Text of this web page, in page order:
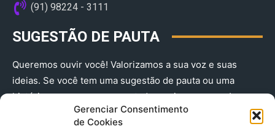
Gerenciar Consentimento
de Cookies
(91) 98224 - 3111
SUGESTÃO DE PAUTA
Queremos ouvir você! Valorizamos a sua voz e suas
ideias. Se você tem uma sugestão de pauta ou uma
história que merece ser contada, envie-nos agora!
(91) 98224 - 3111